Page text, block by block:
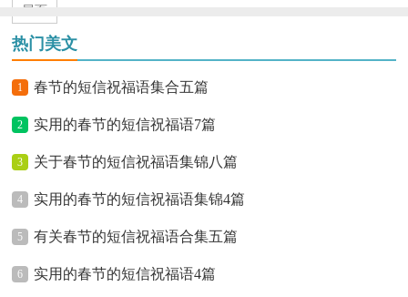
尾页
热门美文
1 春节的短信祝福语集合五篇
2 实用的春节的短信祝福语7篇
3 关于春节的短信祝福语集锦八篇
4 实用的春节的短信祝福语集锦4篇
5 有关春节的短信祝福语合集五篇
6 实用的春节的短信祝福语4篇